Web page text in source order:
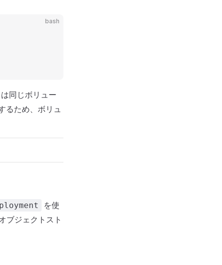
bash
同じボリュー
るため、ボリュ
を使
ブジェクトスト